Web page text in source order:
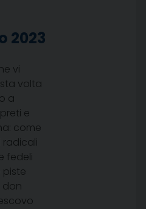
2023
vi
volta
a
e
come
radicali
fedeli
don